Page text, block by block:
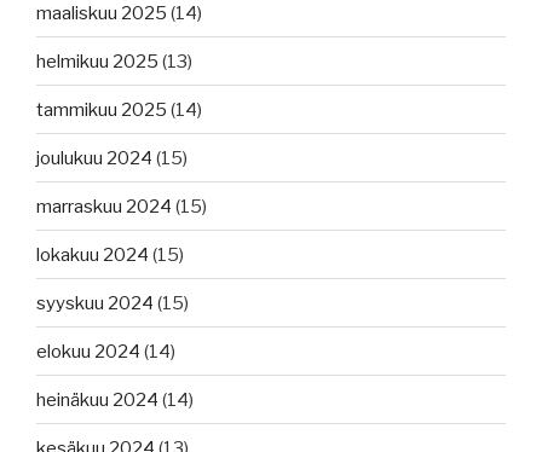
maaliskuu 2025 (14)
helmikuu 2025 (13)
tammikuu 2025 (14)
joulukuu 2024 (15)
marraskuu 2024 (15)
lokakuu 2024 (15)
syyskuu 2024 (15)
elokuu 2024 (14)
heinäkuu 2024 (14)